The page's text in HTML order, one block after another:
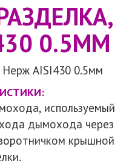
0.5ММ
используемый
дымохода через
крышной